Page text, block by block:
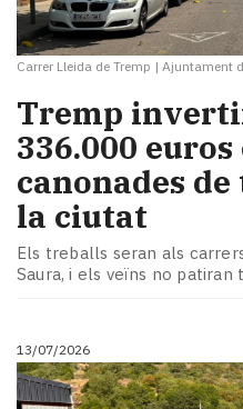
Carrer Lleida de Tremp | Ajuntament
Tremp
336.000
canonades
la ciutat
Els treballs seran als
Saura, i els veïns no patiran
13/07/2026